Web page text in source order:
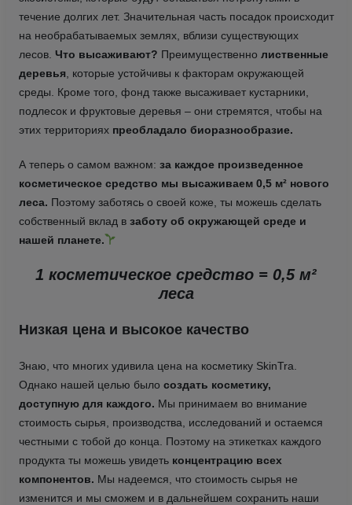
течение долгих лет. Значительная часть посадок происходит
на необрабатываемых землях, вблизи существующих
лесов. Что высаживают? Преимущественно лиственные
деревья , которые устойчивы к факторам окружающей
среды. Кроме того, фонд также высаживает кустарники,
подлесок и фруктовые деревья – они стремятся, чтобы на
этих территориях преобладало биоразнообразие.
А теперь о самом важном: за каждое произведенное
косметическое средство мы высаживаем 0,5 м² нового
леса. Поэтому заботясь о своей коже, ты можешь сделать
собственный вклад в заботу об окружающей среде и
нашей планете.
1 косметическое средство = 0,5 м²
леса
Низкая цена и высокое качество
Знаю, что многих удивила цена на косметику SkinTra.
Однако нашей целью было создать косметику,
доступную для каждого. Мы принимаем во внимание
стоимость сырья, производства, исследований и остаемся
честными с тобой до конца. Поэтому на этикетках каждого
продукта ты можешь увидеть концентрацию всех
компонентов. Мы надеемся, что стоимость сырья не
изменится и мы сможем и в дальнейшем сохранить наши